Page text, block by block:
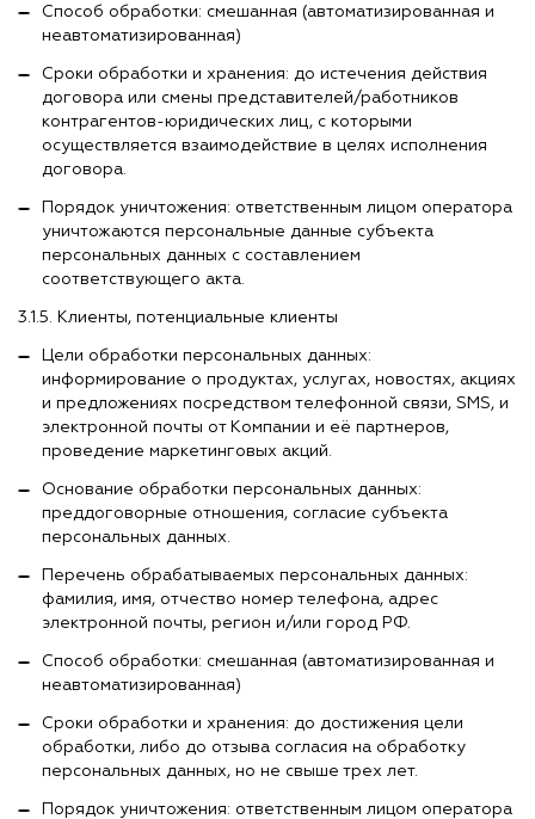
Способ обработки: смешанная (автоматизированная и
неавтоматизированная)
Сроки обработки и хранения: до истечения действия
договора или смены представителей/работников
контрагентов-юридических лиц, с которыми
осуществляется взаимодействие в целях исполнения
договора.
Порядок уничтожения: ответственным лицом оператора
уничтожаются персональные данные субъекта
персональных данных с составлением
соответствующего акта.
3.1.5. Клиенты, потенциальные клиенты
Цели обработки персональных данных:
информирование о продуктах, услугах, новостях, акциях
и предложениях посредством телефонной связи, SMS, и
электронной почты от Компании и её партнеров,
проведение маркетинговых акций.
Основание обработки персональных данных:
преддоговорные отношения, согласие субъекта
персональных данных.
Перечень обрабатываемых персональных данных:
фамилия, имя, отчество номер телефона, адрес
электронной почты, регион и/или город РФ.
Способ обработки: смешанная (автоматизированная и
неавтоматизированная)
Сроки обработки и хранения: до достижения цели
обработки, либо до отзыва согласия на обработку
персональных данных, но не свыше трех лет.
Порядок уничтожения: ответственным лицом оператора